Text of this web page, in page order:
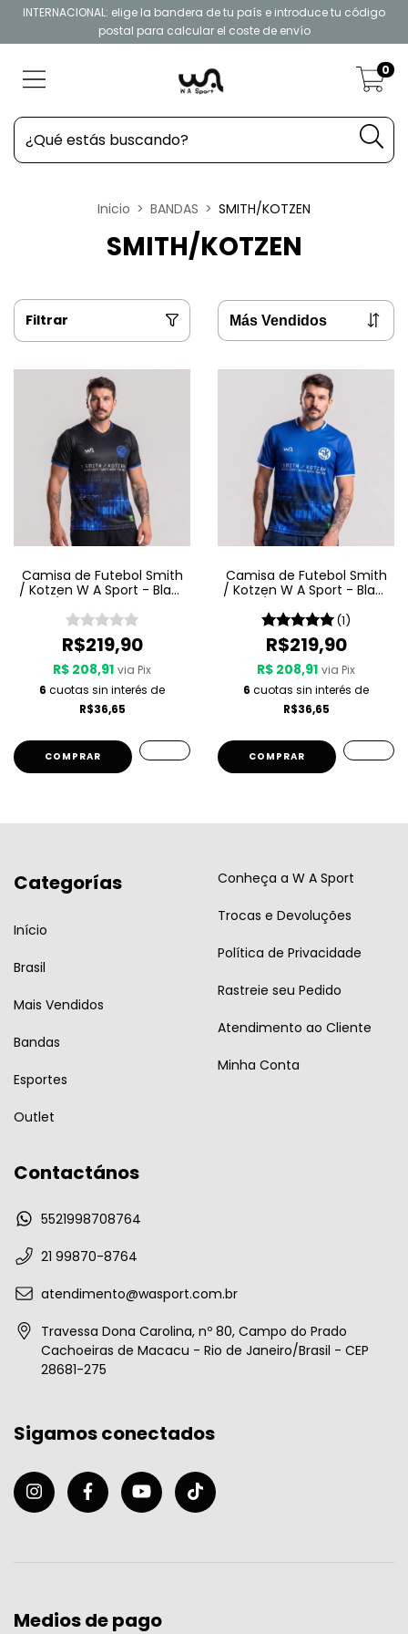
INTERNACIONAL: elige la bandera de tu país e introduce tu código
postal para calcular el coste de envío
0
Inicio > BANDAS > SMITH/KOTZEN
SMITH/KOTZEN
Filtrar
Camisa de Futebol Smith
/ Kotzen W A Sport - Black
R$219,90
R$ 208,91 via Pix
6 cuotas sin interés de
R$36,65
COMPRAR
Camisa de Futebol Smith
/ Kotzen W A Sport - Black
(1)
R$219,90
R$ 208,91 via Pix
6 cuotas sin interés de
R$36,65
COMPRAR
Categorías
Início
Brasil
Mais Vendidos
Bandas
Esportes
Outlet
Conheça a W A Sport
Trocas e Devoluções
Política de Privacidade
Rastreie seu Pedido
Atendimento ao Cliente
Minha Conta
Contactános
5521998708764
21 99870-8764
atendimento@wasport.com.br
Travessa Dona Carolina, nº 80, Campo do Prado
Cachoeiras de Macacu - Rio de Janeiro/Brasil - CEP
28681-275
Sigamos conectados
Medios de pago